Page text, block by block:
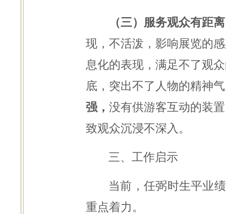
（三）服务观众有距
现，不活泼，影响展览的
息化的表现，满足不了观
底，突出不了人物的精神
强， 没有供游客互动的装
致观众沉浸不深入。
三、工作启示
当前，任弼时生平业
重点着力。